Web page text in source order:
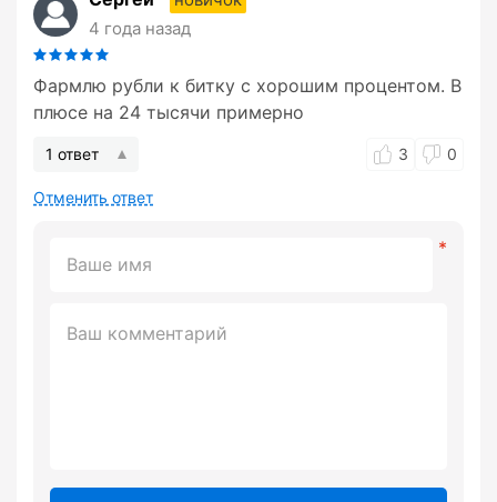
4 года назад
Фармлю рубли к битку с хорошим процентом. В
плюсе на 24 тысячи примерно
Отменить ответ
1 ответ 3 0